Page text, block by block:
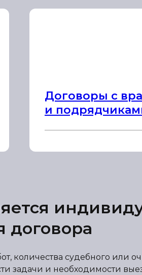
Договоры с
и
договора
количества судебного или
задачи и необходимости